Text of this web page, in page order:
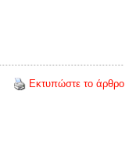
Εκτυπώστε το άρθρο